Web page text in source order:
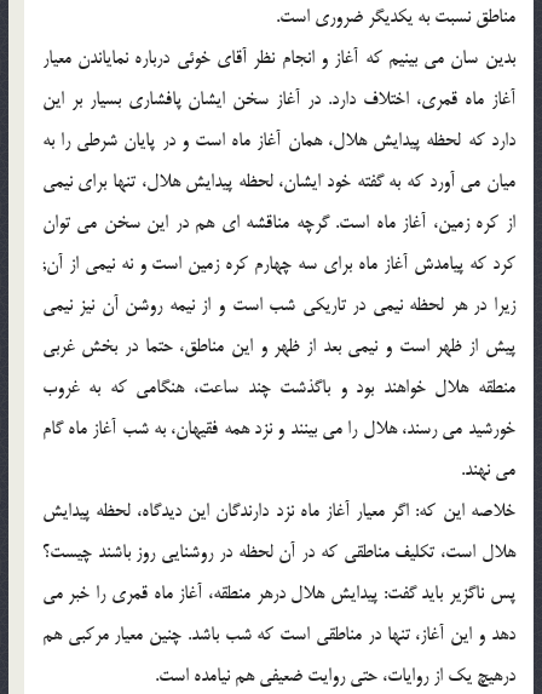
مناطق نسبت به يكديگر ضروري است.
بدين سان مي بينيم كه آغاز و انجام نظر آقاي خوئي درباره نماياندن معيار
آغاز ماه قمري، اختلاف دارد. در آغاز سخن ايشان پافشاري بسيار بر اين
دارد كه لحظه پيدايش هلال، همان آغاز ماه است و در پايان شرطي را به
ميان مي آورد كه به گفته خود ايشان، لحظه پيدايش هلال، تنها براي نيمي
از كره زمين، آغاز ماه است. گرچه مناقشه اي هم در اين سخن مي توان
كرد كه پيامدش آغاز ماه براي سه چهارم كره زمين است و نه نيمي از آن;
زيرا در هر لحظه نيمي در تاريكي شب است و از نيمه روشن آن نيز نيمي
پيش از ظهر است و نيمي بعد از ظهر و اين مناطق، حتما در بخش غربي
منطقه هلال خواهند بود و باگذشت چند ساعت، هنگامي كه به غروب
خورشيد مي رسند، هلال را مي بينند و نزد همه فقيهان، به شب آغاز ماه گام
مي نهند.
خلاصه اين كه: اگر معيار آغاز ماه نزد دارندگان اين ديدگاه، لحظه پيدايش
هلال است، تكليف مناطقي كه در آن لحظه در روشنايي روز باشند چيست؟
پس ناگزير بايد گفت: پيدايش هلال درهر منطقه، آغاز ماه قمري را خبر مي
دهد و اين آغاز، تنها در مناطقي است كه شب باشد. چنين معيار مركبي هم
درهيچ يك از روايات، حتي روايت ضعيفي هم نيامده است.